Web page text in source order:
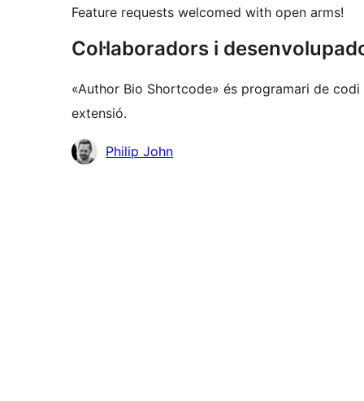
Feature requests welcomed with open arms!
Col·laboradors i
«Author Bio Shortcode» és programari de
extensió.
Col·laboradors
Philip John